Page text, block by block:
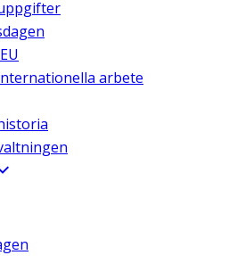
arbete